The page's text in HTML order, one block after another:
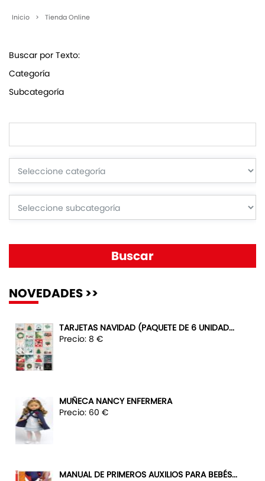
Inicio > Tienda Online
Buscar por Texto:
Categoría
Subcategoría
NOVEDADES >>
TARJETAS NAVIDAD (PAQUETE DE 6 UNIDAD...
Precio: 8 €
MUÑECA NANCY ENFERMERA
Precio: 60 €
MANUAL DE PRIMEROS AUXILIOS PARA BEBÉS...